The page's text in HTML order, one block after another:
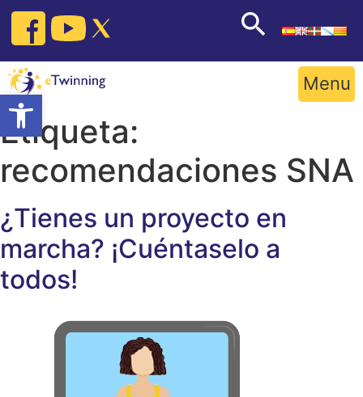
Open toolbar
Skip
content
Menu
Etiqueta:
recomendaciones SNA
¿Tienes un proyecto en
marcha? ¡Cuéntaselo a
todos!